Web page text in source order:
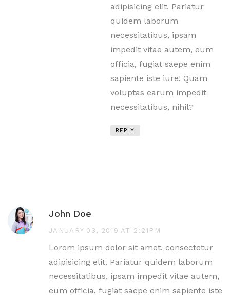
adipisicing elit. Pariatur
quidem laborum
necessitatibus, ipsam
impedit vitae autem, eum
officia, fugiat saepe enim
sapiente iste iure! Quam
voluptas earum impedit
necessitatibus, nihil?
REPLY
John Doe
JANUARY 03, 2019 AT 2:21PM
Lorem ipsum dolor sit amet, consectetur
adipisicing elit. Pariatur quidem laborum
necessitatibus, ipsam impedit vitae autem,
eum officia, fugiat saepe enim sapiente iste